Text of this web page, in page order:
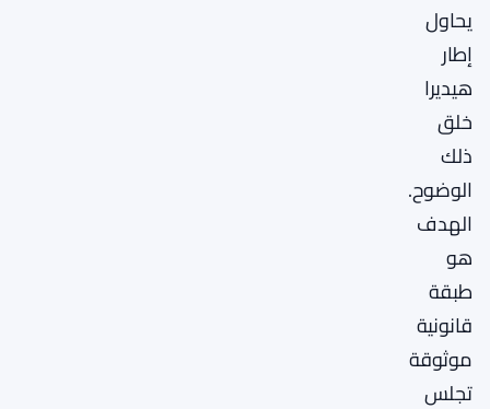
يحاول
إطار
هيديرا
خلق
ذلك
الوضوح.
الهدف
هو
طبقة
قانونية
موثوقة
تجلس